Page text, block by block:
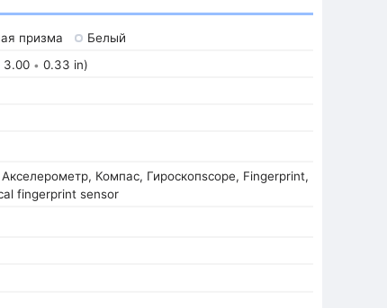
призма
Белый
3.00 • 0.33 in)
Компас, Гироскопscope, Fingerprint,
fingerprint sensor